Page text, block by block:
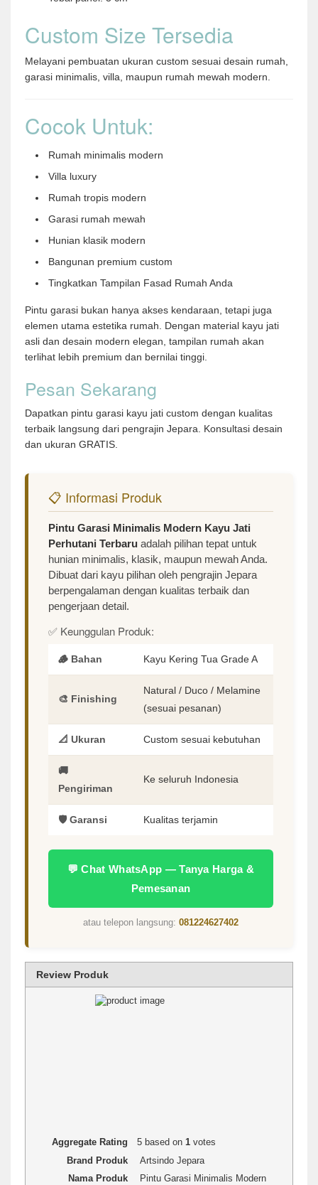
Custom Size Tersedia
Melayani pembuatan ukuran custom sesuai desain rumah,
garasi minimalis, villa, maupun rumah mewah modern.
Cocok Untuk:
Rumah minimalis modern
Villa luxury
Rumah tropis modern
Garasi rumah mewah
Hunian klasik modern
Bangunan premium custom
Tingkatkan Tampilan Fasad Rumah Anda
Pintu garasi bukan hanya akses kendaraan, tetapi juga
elemen utama estetika rumah. Dengan material kayu jati
asli dan desain modern elegan, tampilan rumah akan
terlihat lebih premium dan bernilai tinggi.
Pesan Sekarang
Dapatkan pintu garasi kayu jati custom dengan kualitas
terbaik langsung dari pengrajin Jepara. Konsultasi desain
dan ukuran GRATIS.
📋 Informasi Produk
Pintu Garasi Minimalis Modern Kayu Jati
Perhutani Terbaru adalah pilihan tepat untuk
hunian minimalis, klasik, maupun mewah Anda.
Dibuat dari kayu pilihan oleh pengrajin Jepara
berpengalaman dengan kualitas terbaik dan
pengerjaan detail.
✅ Keunggulan Produk:
🪵 Bahan Kayu Kering Tua Grade A
🎨 Finishing
Natural / Duco / Melamine
(sesuai pesanan)
📐 Ukuran Custom sesuai kebutuhan
🚚
Pengiriman
Ke seluruh Indonesia
🛡️ Garansi Kualitas terjamin
💬 Chat WhatsApp — Tanya Harga &
Pemesanan
atau telepon langsung: 081224627402
Review Produk
Aggregate Rating 5based on 1votes
Brand Produk
Artsindo Jepara
Nama Produk
Pintu Garasi Minimalis Modern